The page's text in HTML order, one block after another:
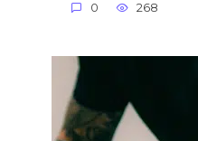
0 268